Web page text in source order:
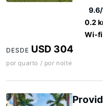
0.2
Wi-
DESDE USD 304
por quarto / por noite